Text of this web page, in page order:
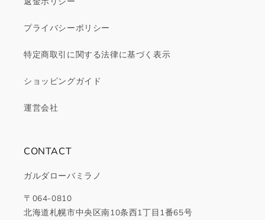
プライバシーポリシー
特定商取引に関する法律に基づく表示
ショッピングガイド
運営会社
CONTACT
ガルダローバミラノ
〒064-0810
北海道札幌市中央区南10条西1丁目1番65号